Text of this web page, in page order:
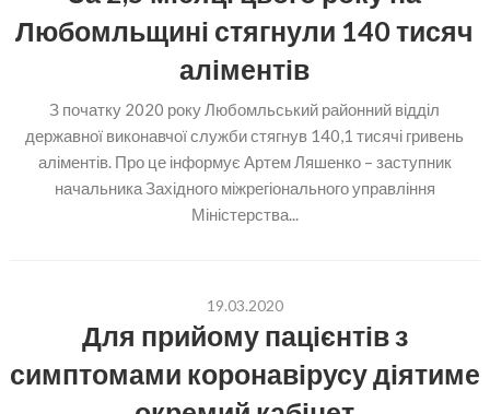
Любомльщині стягнули 140 тисяч
аліментів
З початку 2020 року Любомльський районний відділ
державної виконавчої служби стягнув 140,1 тисячі гривень
аліментів. Про це інформує Артем Ляшенко – заступник
начальника Західного міжрегіонального управління
Міністерства...
19.03.2020
Для прийому пацієнтів з
симптомами коронавірусу діятиме